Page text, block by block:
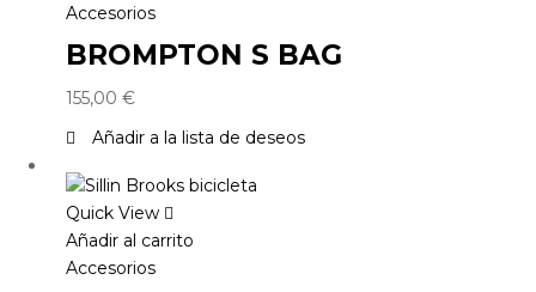
Accesorios
BROMPTON S BAG
155,00 €
Añadir a la lista de deseos
Quick View
Añadir al carrito
Accesorios